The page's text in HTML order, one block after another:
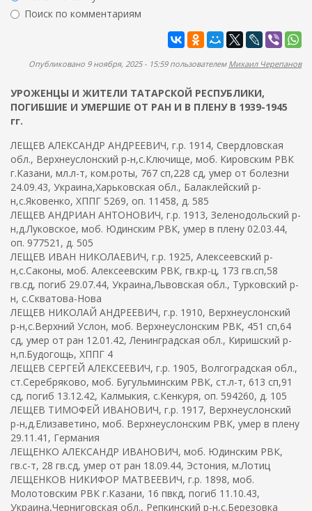
р
и
с
к
а
Поиск по комментариям
Опубликовано 9 ноября, 2025 - 15:59 пользователем Михаил Черепанов
УРОЖЕНЦЫ И ЖИТЕЛИ ТАТАРСКОЙ РЕСПУБЛИКИ,
ПОГИБШИЕ И УМЕРШИЕ ОТ РАН И В ПЛЕНУ В 1939-1945
гг.
ЛЕЩЕВ АЛЕКСАНДР АНДРЕЕВИЧ, г.р. 1914, Свердловская
обл., Верхнеуслонский р-н,с.Ключище, моб. Кировским РВК
г.Казани, мл.л-т, ком.роты, 767 сп,228 сд, умер от болезни
24.09.43, Украина,Харьковская обл., Балаклейский р-
н,с.Яковенко, ХППГ 5269, оп. 11458, д. 585
ЛЕЩЕВ АНДРИАН АНТОНОВИЧ, г.р. 1913, Зеленодольский р-
н,д.Луковское, моб. Юдинским РВК, умер в плену 02.03.44,
оп. 977521, д. 505
ЛЕЩЕВ ИВАН НИКОЛАЕВИЧ, г.р. 1925, Алексеевский р-
н,с.Саконы, моб. Алексеевским РВК, гв.кр-ц, 173 гв.сп,58
гв.сд, погиб 29.07.44, Украина,Львовская обл., Турковский р-
н, с.Скватова-Нова
ЛЕЩЕВ НИКОЛАЙ АНДРЕЕВИЧ, г.р. 1910, Верхнеуслонский
р-н,с.Верхний Услон, моб. Верхнеуслонским РВК, 451 сп,64
сд, умер от ран 12.01.42, Ленинградская обл., Киришский р-
н,п.Будогощь, ХППГ 4
ЛЕЩЕВ СЕРГЕЙ АЛЕКСЕЕВИЧ, г.р. 1905, Волгоградская обл.,
ст.Серебряково, моб. Бугульминским РВК, ст.л-т, 613 сп,91
сд, погиб 13.12.42, Калмыкия, с.Кенкуря, оп. 594260, д. 105
ЛЕЩЕВ ТИМОФЕЙ ИВАНОВИЧ, г.р. 1917, Верхнеуслонский
р-н,д.Елизаветино, моб. Верхнеуслонским РВК, умер в плену
29.11.41, Германия
ЛЕЩЕНКО АЛЕКСАНДР ИВАНОВИЧ, моб. Юдинским РВК,
гв.с-т, 28 гв.сд, умер от ран 18.09.44, Эстония, м.Лотиц
ЛЕЩЕНКОВ НИКИФОР МАТВЕЕВИЧ, г.р. 1898, моб.
Молотовским РВК г.Казани, 16 пвкд, погиб 11.10.43,
Украина,Черниговская обл., Репкинский р-н,с.Березовка